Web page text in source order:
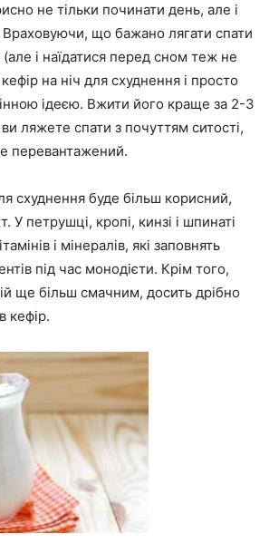
не тільки починати день, але і
що бажано лягати спати
і наїдатися перед сном теж не
на ніч для схуднення і просто
ідеєю. Вжити його краще за 2-3
ляжете спати з почуттям ситості,
перевантажений.
схуднення буде більш корисний,
У петрушці, кропі, кинзі і шпинаті
і мінералів, які заповнять
під час монодієти. Крім того,
ще більш смачним, досить дрібно
кефір.